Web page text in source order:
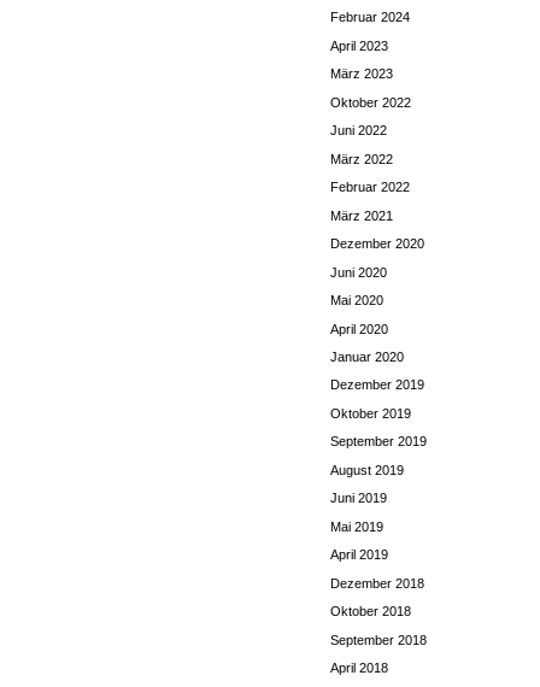
Februar 2024
April 2023
März 2023
Oktober 2022
Juni 2022
März 2022
Februar 2022
März 2021
Dezember 2020
Juni 2020
Mai 2020
April 2020
Januar 2020
Dezember 2019
Oktober 2019
September 2019
August 2019
Juni 2019
Mai 2019
April 2019
Dezember 2018
Oktober 2018
September 2018
April 2018